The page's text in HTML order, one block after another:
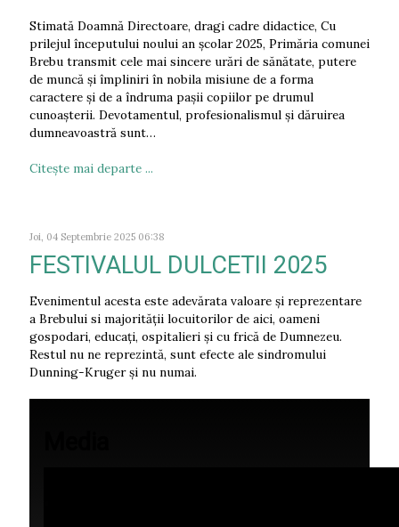
Stimată Doamnă Directoare, dragi cadre didactice, Cu
prilejul începutului noului an școlar 2025, Primăria comunei
Brebu transmit cele mai sincere urări de sănătate, putere
de muncă și împliniri în nobila misiune de a forma
caractere și de a îndruma pașii copiilor pe drumul
cunoașterii. Devotamentul, profesionalismul și dăruirea
dumneavoastră sunt…
Citeşte mai departe ...
Joi, 04 Septembrie 2025 06:38
FESTIVALUL DULCETII 2025
Evenimentul acesta este adevărata valoare și reprezentare
a Brebului si majorității locuitorilor de aici, oameni
gospodari, educați, ospitalieri și cu frică de Dumnezeu.
Restul nu ne reprezintă, sunt efecte ale sindromului
Dunning-Kruger și nu numai.